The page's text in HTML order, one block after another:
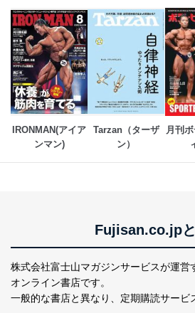
法令遵守
当社は、個人情報に関連する法令、
その他の規範を遵守します。また
に、これらの法令及びその他の規範
す。
個人情報の安全管理措置
当社は、個人情報の正確性及び安全
に、下記セキュリティ対策をはじめ
施し、個人情報の漏えい、滅失また
機器を取り扱う従業者を明確
の不要なアクセスを防止して
アクセス者の識別と認証
機器に標準装備されているユ
ーザーアカウント制御）によ
ベース等を取り扱う情報シス
IRONMAN(アイア
ンマン)
Tarzan（ターザ
ン）
月刊
Fujisan.co.jp
株式会社富士山マガジンサービスが運営
オンライン書店です。
一般的な書店と異なり、 定期購読サービ